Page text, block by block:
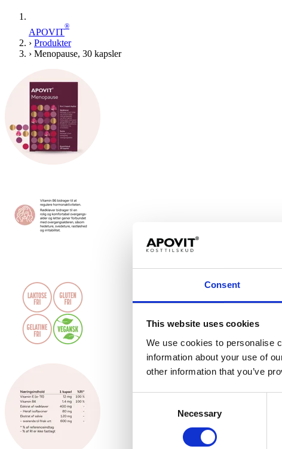
Consent
This website uses cookies
We use cookies to personalise
information about your use of
other information that you’ve
Necessary
APOVIT
®
› Produkter
› Menopause, 30 kapsler